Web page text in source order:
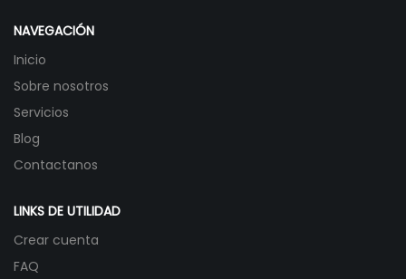
NAVEGACIÓN
Inicio
Sobre nosotros
Servicios
Blog
Contactanos
LINKS DE UTILIDAD
Crear cuenta
FAQ